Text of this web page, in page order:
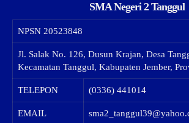
SMA Negeri 2 Tanggul
NPSN 20523848
Jl. Salak No. 126, Dusun Krajan, Desa
Kecamatan Tanggul, Kabupaten Jember,
TELEPON (0336) 441014
EMAIL